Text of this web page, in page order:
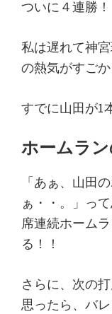
ついに４連勝
私は遅れて神
の熱気がすご
すでに山田が1
ホームラ
「あぁ、山田
ぁ・・。」っ
席連続ホーム
る！！
さらに、次の
思ったら、バ